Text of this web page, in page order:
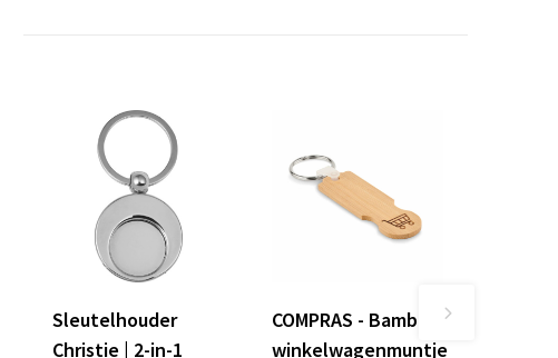
Sleutelhouder
Christie | 2-in-1
COMPRAS - Bamboe
winkelwagenmuntje